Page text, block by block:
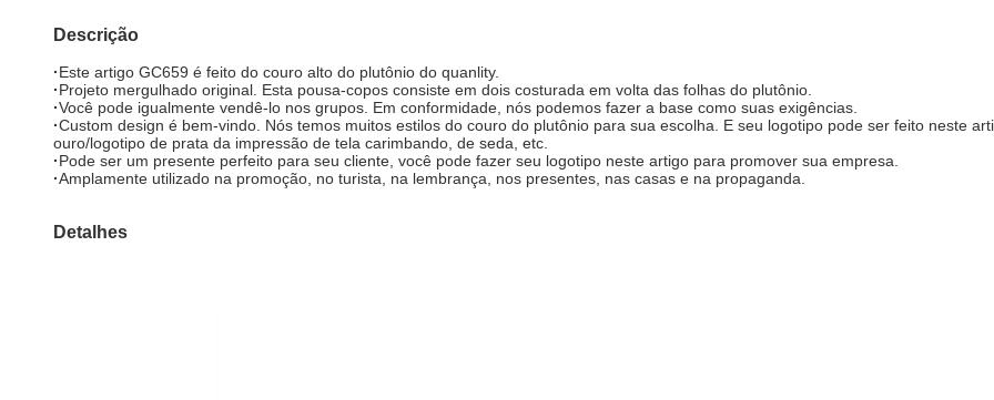
Descrição
·Este artigo GC659 é feito do couro alto do plutônio do quanlity.
·Projeto mergulhado original. Esta pousa-copos consiste em dois costurada em volta das folhas do plutônio.
·Você pode igualmente vendê-lo nos grupos. Em conformidade, nós podemos fazer a base como suas exigências.
·Custom design é bem-vindo. Nós temos muitos estilos do couro do plutônio para sua escolha. E seu logotipo pode ser feito neste
ouro/logotipo de prata da impressão de tela carimbando, de seda, etc.
·Pode ser um presente perfeito para seu cliente, você pode fazer seu logotipo neste artigo para promover sua empresa.
·Amplamente utilizado na promoção, no turista, na lembrança, nos presentes, nas casas e na propaganda.
Detalhes